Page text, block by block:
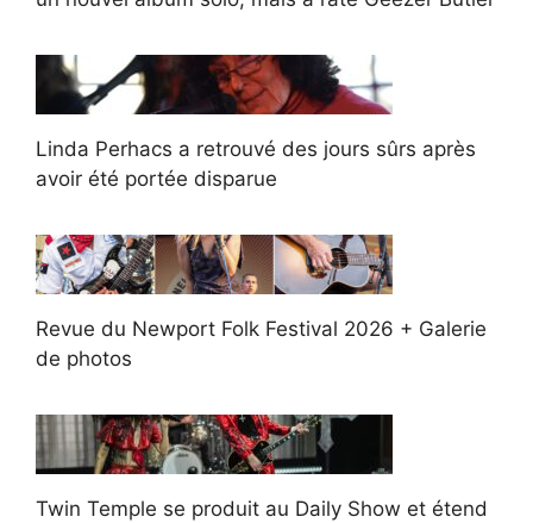
Linda Perhacs a retrouvé des jours sûrs après
avoir été portée disparue
Revue du Newport Folk Festival 2026 + Galerie
de photos
Twin Temple se produit au Daily Show et étend